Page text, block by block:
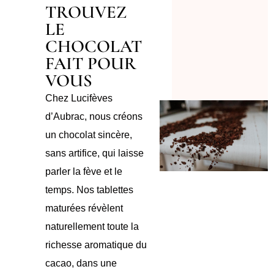
TROUVEZ
LE
CHOCOLAT
FAIT POUR
VOUS
Chez Lucifèves
d’Aubrac, nous créons
un chocolat sincère,
sans artifice, qui laisse
parler la fève et le
temps. Nos tablettes
maturées révèlent
naturellement toute la
richesse aromatique du
cacao, dans une